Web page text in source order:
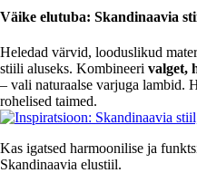
Väike elutuba: Skandinaavia
Heledad värvid, looduslikud
stiili aluseks. Kombineeri valget,
– vali naturaalse varjuga lambid.
rohelised taimed.
Kas igatsed harmoonilise ja
Skandinaavia elustiil.